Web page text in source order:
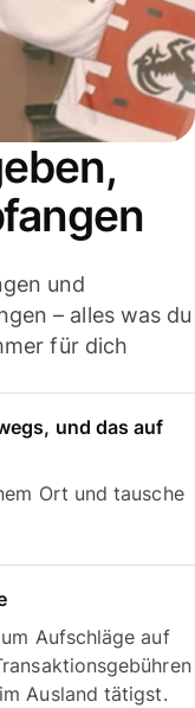
und
– alles was du
für dich
und das auf
Ort und tausche
Aufschläge auf
Ausland tätigst.